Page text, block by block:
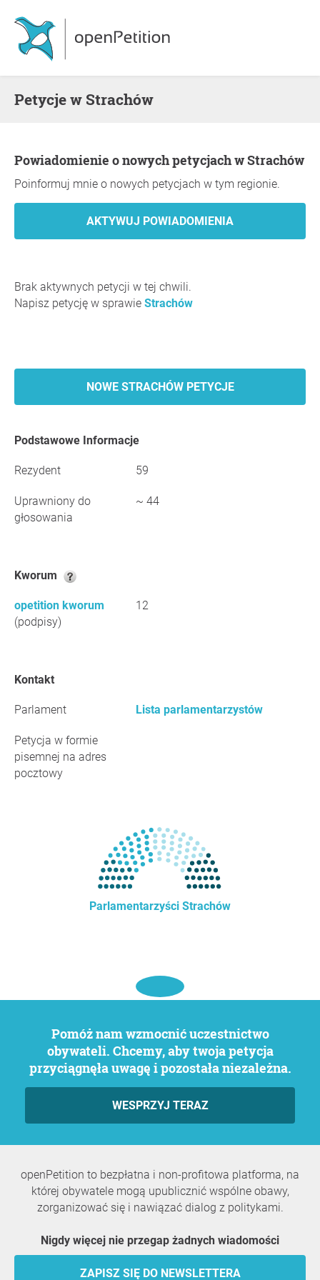
Petycje w Strachów
Powiadomienie o nowych petycjach w Strachów
Poinformuj mnie o nowych petycjach w tym regionie.
Brak aktywnych petycji w tej chwili.
Napisz petycję w sprawie Strachów
NOWE STRACHÓW PETYCJE
Podstawowe Informacje
Rezydent 59
Uprawniony do
głosowania
~ 44
Kworum
opetition kworum
(podpisy)
12
Kontakt
Parlament Lista parlamentarzystów
Petycja w formie
pisemnej na adres
pocztowy
Parlamentarzyści Strachów
Pomóż nam wzmocnić uczestnictwo
obywateli. Chcemy, aby twoja petycja
przyciągnęła uwagę i pozostała niezależna.
WESPRZYJ TERAZ
openPetition to bezpłatna i non-profitowa platforma, na
której obywatele mogą upublicznić wspólne obawy,
zorganizować się i nawiązać dialog z politykami.
Nigdy więcej nie przegap żadnych wiadomości
ZAPISZ SIĘ DO NEWSLETTERA